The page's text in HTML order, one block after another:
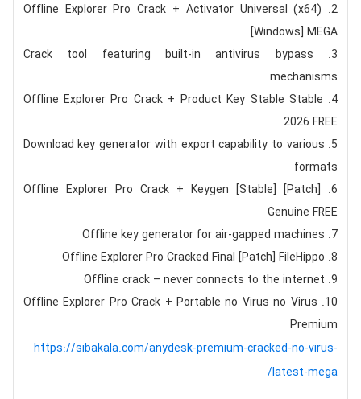
Offline Explorer Pro Crack + Activator Universal (x64)
[Windows] MEGA
Crack tool featuring built-in antivirus bypass
mechanisms
Offline Explorer Pro Crack + Product Key Stable Stable
2026 FREE
Download key generator with export capability to various
formats
Offline Explorer Pro Crack + Keygen [Stable] [Patch]
Genuine FREE
Offline key generator for air-gapped machines
Offline Explorer Pro Cracked Final [Patch] FileHippo
Offline crack – never connects to the internet
Offline Explorer Pro Crack + Portable no Virus no Virus
Premium
https://sibakala.com/anydesk-premium-cracked-no-virus-
latest-mega/